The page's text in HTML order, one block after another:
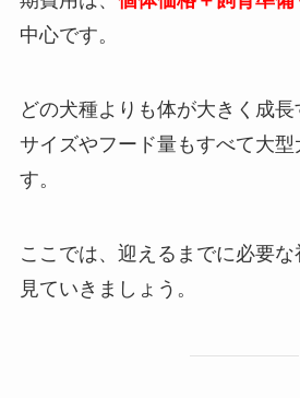
中心です。
どの犬種よりも体が大きく成
サイズやフード量もすべて大型
す。
ここでは、迎えるまでに必要
見ていきましょう。